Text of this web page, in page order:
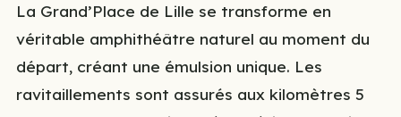
La Grand’Place de Lille se transforme en
véritable amphithéâtre naturel au moment du
départ, créant une émulsion unique. Les
ravitaillements sont assurés aux kilomètres 5